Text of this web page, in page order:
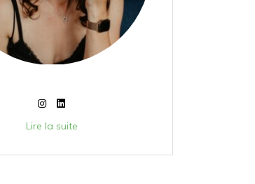
Lire la suite